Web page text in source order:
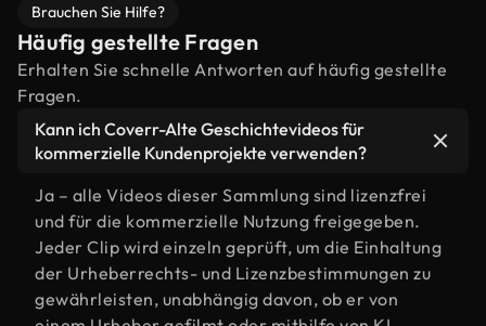
Brauchen Sie Hilfe?
Häufig gestellte Fragen
Erhalten Sie schnelle Antworten auf häufig gestellte
Fragen.
Kann ich Coverr-Alte Geschichtevideos für
kommerzielle Kundenprojekte verwenden?
Ja – alle Videos dieser Sammlung sind lizenzfrei
und für die kommerzielle Nutzung freigegeben.
Jeder Clip wird einzeln geprüft, um die Einhaltung
der Urheberrechts- und Lizenzbestimmungen zu
gewährleisten, unabhängig davon, ob er von